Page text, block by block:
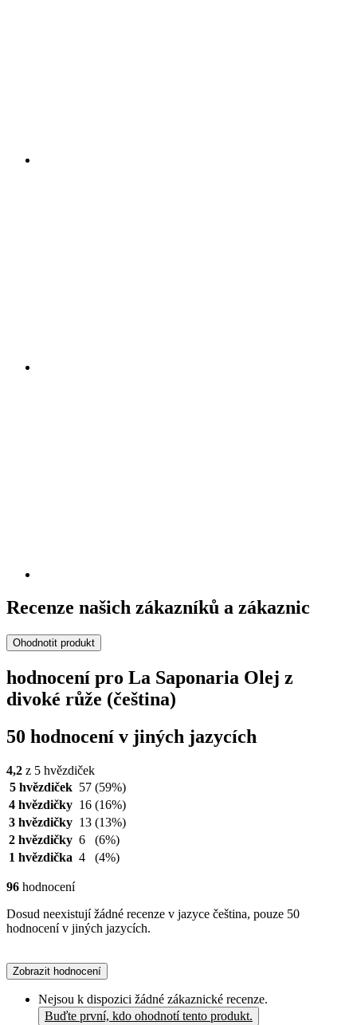
Recenze našich zákazníků a zákaznic
Ohodnotit produkt
hodnocení pro La Saponaria Olej z
divoké růže (čeština)
50 hodnocení v jiných jazycích
4,2 z 5 hvězdiček
5 hvězdiček 57 (59%)
4 hvězdičky 16 (16%)
3 hvězdičky 13 (13%)
2 hvězdičky 6
(6%)
1 hvězdička 4 (4%)
96 hodnocení
Dosud neexistují žádné recenze v jazyce čeština, pouze 50
hodnocení v jiných jazycích.
Zobrazit hodnocení
Nejsou k dispozici žádné zákaznické recenze.
Buďte první, kdo ohodnotí tento produkt.